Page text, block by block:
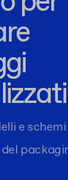
e schemi